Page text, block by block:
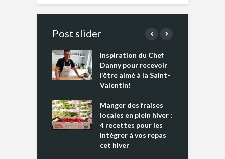
Post slider
Inspiration du Chef
Danny pour recevoir
l’être aimé à la Saint-
Valentin!
Manger des fraises
locales en plein hiver :
4 recettes pour les
intégrer à vos repas
cet hiver